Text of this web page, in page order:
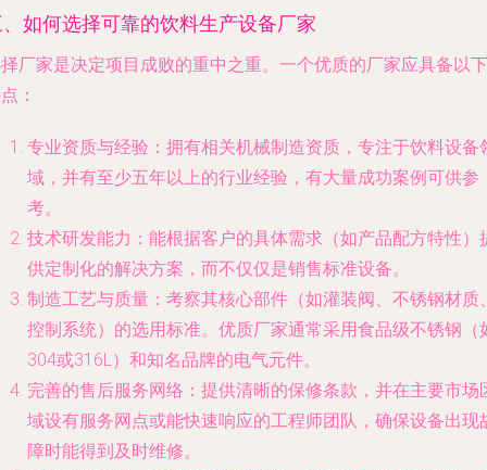
如何选择可靠的饮料生产设备厂家
厂家是决定项目成败的重中之重。一个优质的厂家应具备以下
：
专业资质与经验 ：拥有相关机械制造资质，专注于饮料设备
域，并有至少五年以上的行业经验，有大量成功案例可供参
考。
技术研发能力 ：能根据客户的具体需求（如产品配方特性）
供定制化的解决方案，而不仅仅是销售标准设备。
制造工艺与质量 ：考察其核心部件（如灌装阀、不锈钢材质
控制系统）的选用标准。优质厂家通常采用食品级不锈钢（
304或316L）和知名品牌的电气元件。
完善的售后服务网络 ：提供清晰的保修条款，并在主要市场
域设有服务网点或能快速响应的工程师团队，确保设备出现
障时能得到及时维修。